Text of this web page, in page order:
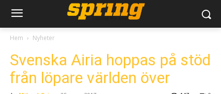
Hem Nyheter
Svenska Airia hoppas på stöd
från löpare världen över